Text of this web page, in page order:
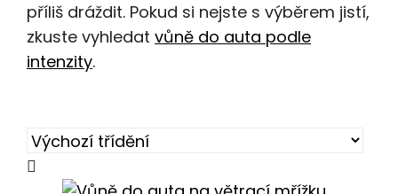
příliš dráždit. Pokud si nejste s výběrem jistí,
zkuste vyhledat vůně do auta podle
intenzity.